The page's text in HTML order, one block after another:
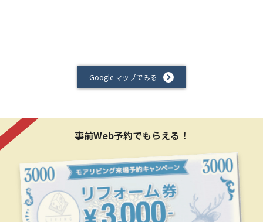
Google マップでみる
事前Web予約でもらえる！